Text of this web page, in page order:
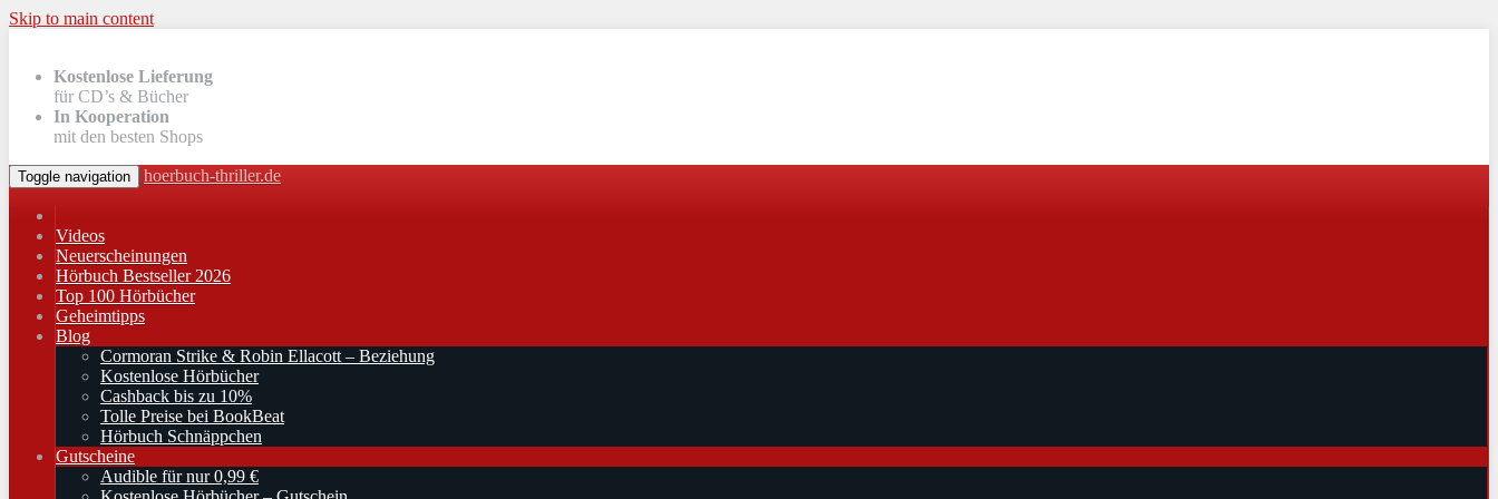
Skip to main content
Kostenlose Lieferung
für CD’s & Bücher
In Kooperation
mit den besten Shops
Toggle navigation hoerbuch-thriller.de
Videos
Neuerscheinungen
Hörbuch Bestseller 2026
Top 100 Hörbücher
Geheimtipps
Blog
Cormoran Strike & Robin Ellacott – Beziehung
Kostenlose Hörbücher
Cashback bis zu 10%
Tolle Preise bei BookBeat
Hörbuch Schnäppchen
Gutscheine
Audible für nur 0,99 €